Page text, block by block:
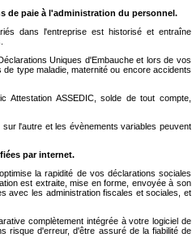
de paie à l'administration du personnel.
dans l'entreprise est historisé et entraîne
Uniques d'Embauche et lors de vos
type maladie, maternité ou encore accidents
ASSEDIC, solde de tout compte,
l'autre et les évènements variables peuvent
par internet.
la rapidité de vos déclarations sociales
est extraite, mise en forme, envoyée à son
avec les administration fiscales et sociales, et
complètement intégrée à votre logiciel de
risque d'erreur, d'être assuré de la fiabilité de